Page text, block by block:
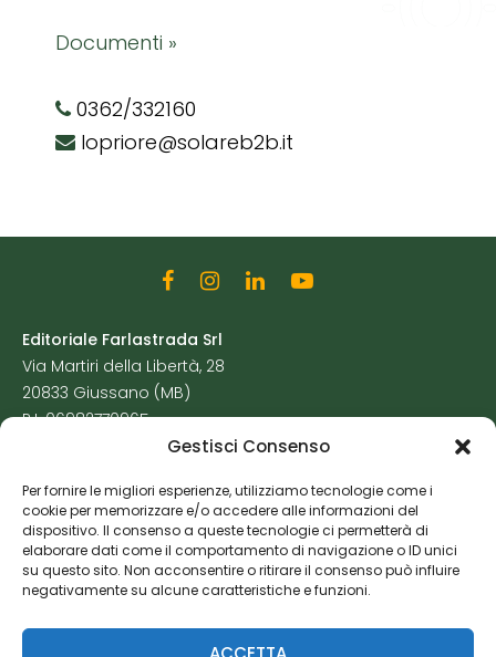
Gestisci Consenso
Per fornire le migliori esperienze, utilizziamo tecnologie come i
cookie per memorizzare e/o accedere alle informazioni del
dispositivo. Il consenso a queste tecnologie ci permetterà di
elaborare dati come il comportamento di navigazione o ID unici
su questo sito. Non acconsentire o ritirare il consenso può influire
negativamente su alcune caratteristiche e funzioni.
Documenti »
0362/332160
lopriore@solareb2b.it
Editoriale Farlastrada Srl
Via Martiri della Libertà, 28
20833 Giussano (MB)
P.I. 06982770965
Cookie Policy
Risorse Aggiuntive